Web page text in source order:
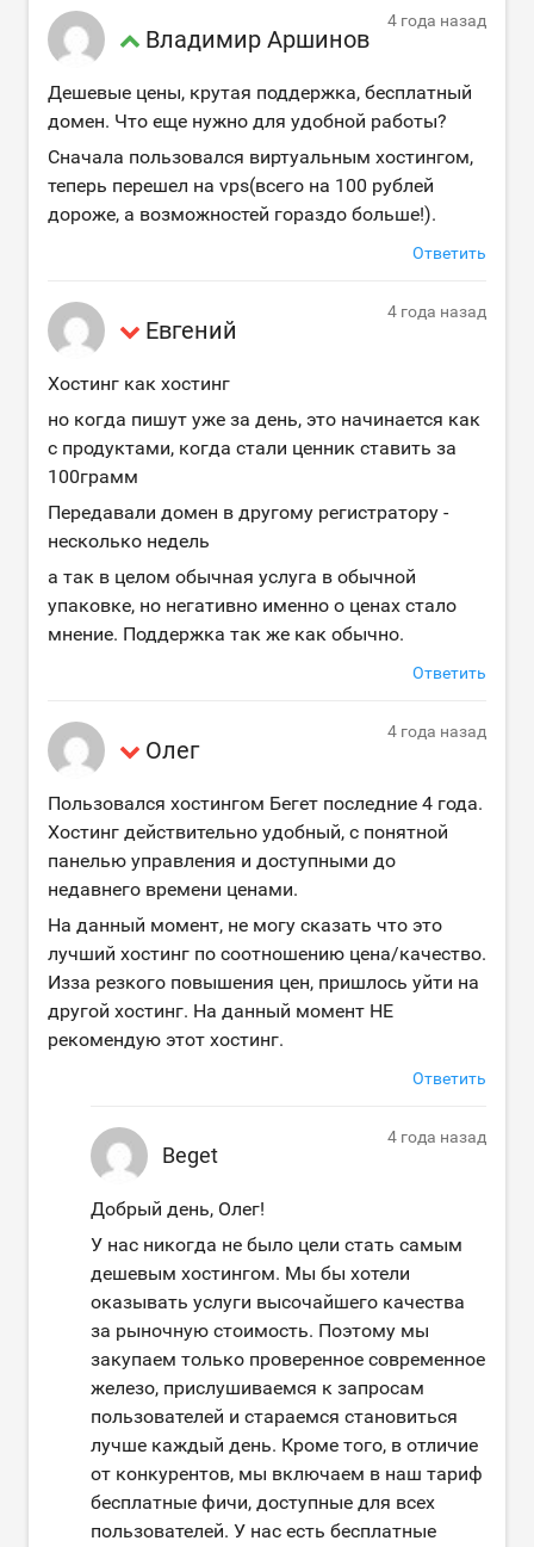
Владимир Аршинов
4 года назад
Дешевые цены, крутая поддержка, бесплатный
домен. Что еще нужно для удобной работы?
Сначала пользовался виртуальным хостингом,
теперь перешел на vps(всего на 100 рублей
дороже, а возможностей гораздо больше!).
Ответить
Евгений
4 года назад
Хостинг как хостинг
но когда пишут уже за день, это начинается как
с продуктами, когда стали ценник ставить за
100грамм
Передавали домен в другому регистратору -
несколько недель
а так в целом обычная услуга в обычной
упаковке, но негативно именно о ценах стало
мнение. Поддержка так же как обычно.
Ответить
Олег
4 года назад
Пользовался хостингом Бегет последние 4 года.
Хостинг действительно удобный, с понятной
панелью управления и доступными до
недавнего времени ценами.
На данный момент, не могу сказать что это
лучший хостинг по соотношению цена/качество.
Изза резкого повышения цен, пришлось уйти на
другой хостинг. На данный момент НЕ
рекомендую этот хостинг.
Ответить
Beget
4 года назад
Добрый день, Олег!
У нас никогда не было цели стать самым
дешевым хостингом. Мы бы хотели
оказывать услуги высочайшего качества
за рыночную стоимость. Поэтому мы
закупаем только проверенное современное
железо, прислушиваемся к запросам
пользователей и стараемся становиться
лучше каждый день. Кроме того, в отличие
от конкурентов, мы включаем в наш тариф
бесплатные фичи, доступные для всех
пользователей. У нас есть бесплатные